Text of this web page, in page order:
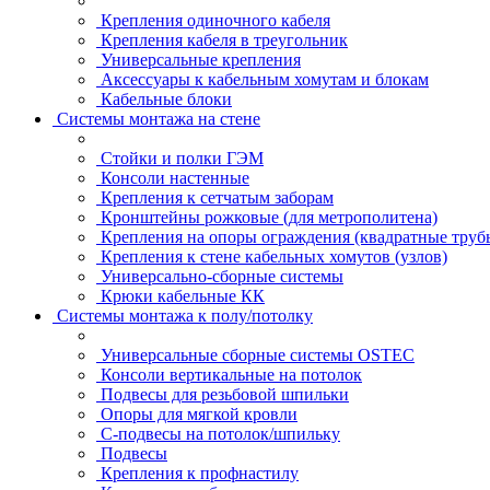
Крепления одиночного кабеля
Крепления кабеля в треугольник
Универсальные крепления
Аксессуары к кабельным хомутам и блокам
Кабельные блоки
Системы монтажа на стене
Стойки и полки ГЭМ
Консоли настенные
Крепления к сетчатым заборам
Кронштейны рожковые (для метрополитена)
Крепления на опоры ограждения (квадратные
Крепления к стене кабельных хомутов (узлов)
Универсально-сборные системы
Крюки кабельные КК
Системы монтажа к полу/потолку
Универсальные сборные системы OSTEC
Консоли вертикальные на потолок
Подвесы для резьбовой шпильки
Опоры для мягкой кровли
С-подвесы на потолок/шпильку
Подвесы
Крепления к профнастилу